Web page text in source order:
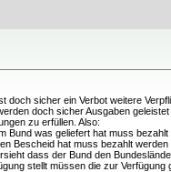
doch sicher ein Verbot weitere
doch sicher Ausgaben
zu erfüllen. Also:
Bund was geliefert hat muss bezahlt
Bescheid hat muss bezahlt werden
dass der Bund den
stellt müssen die zur Verfügung